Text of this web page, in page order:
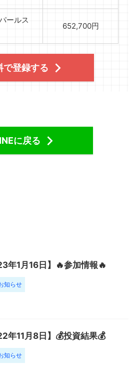
ールス
652,700円
で登録する
に戻る
年1月16日】🔥参加情報🔥
知らせ
年11月8日】💰投資結果💰
知らせ